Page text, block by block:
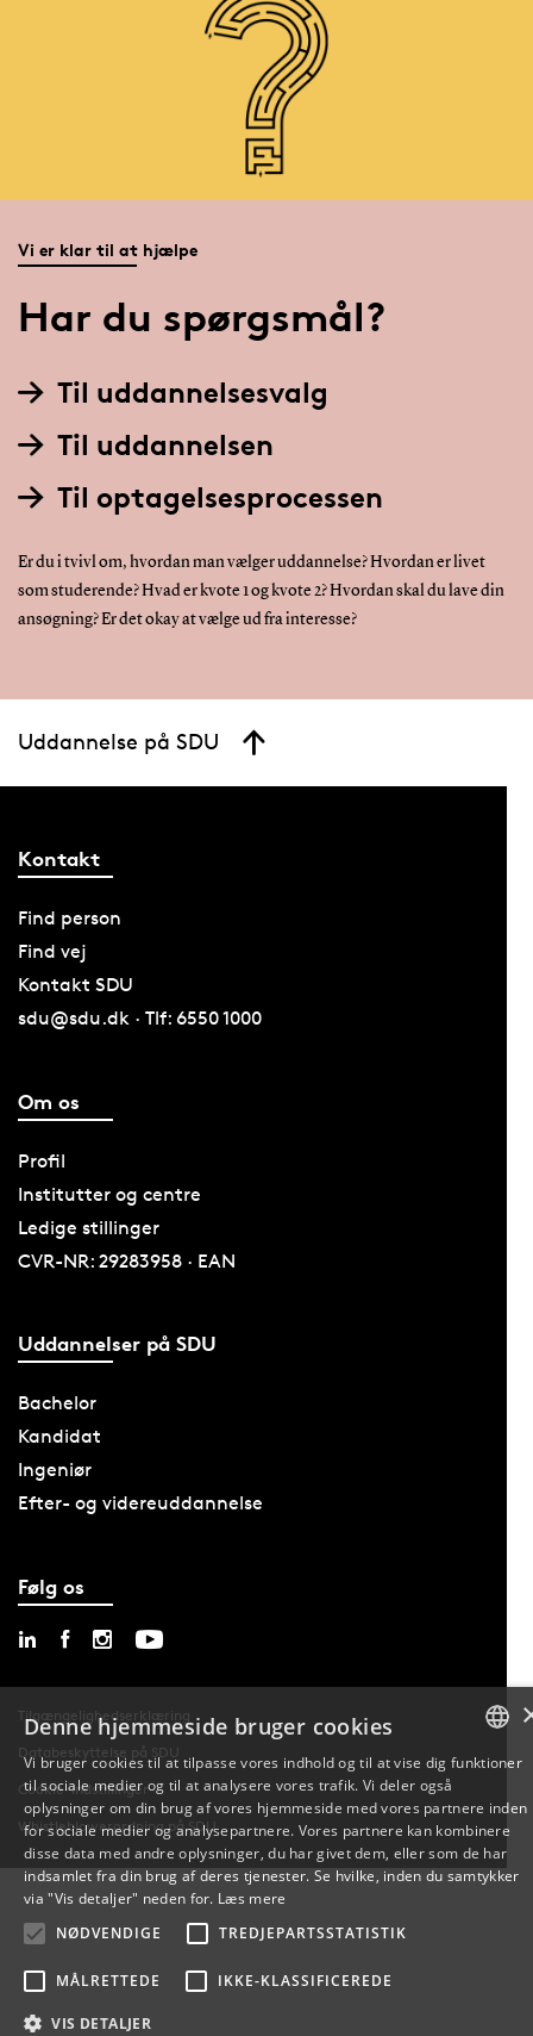
Vi er klar til at hjælpe
Har du spørgsmål?
Til uddannelsesvalg
Til uddannelsen
Til optagelsesprocessen
Er du i tvivl om, hvordan man vælger uddannelse? Hvordan er livet
som studerende? Hvad er kvote 1 og kvote 2? Hvordan skal du lave din
ansøgning? Er det okay at vælge ud fra interesse?
Uddannelse på SDU
Kontakt
Find person
Find vej
Kontakt SDU
sdu@sdu.dk · Tlf: 6550 1000
Om os
Profil
Institutter og centre
Ledige stillinger
CVR-NR: 29283958 · EAN
Uddannelser på SDU
Bachelor
Kandidat
Ingeniør
Efter- og videreuddannelse
Følg os
Tilgængelighedserklæring
Databeskyttelse på SDU
Cookie-indstillinger
Whistleblowerordning på SDU
ENGLISH
Denne hjemmeside bruger cookies
Vi bruger cookies til at tilpasse vores indhold og til at vise dig funktioner
til sociale medier og til at analysere vores trafik. Vi deler også
oplysninger om din brug af vores hjemmeside med vores partnere inden
for sociale medier og analysepartnere. Vores partnere kan kombinere
disse data med andre oplysninger, du har givet dem, eller som de har
indsamlet fra din brug af deres tjenester. Se hvilke, inden du samtykker
via "Vis detaljer" neden for. Læs mere
NØDVENDIGE
TREDJEPARTSSTATISTIK
MÅLRETTEDE IKKE-KLASSIFICEREDE
VIS DETALJER